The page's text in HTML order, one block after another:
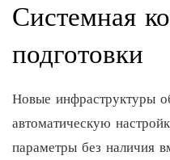
Системная
подготовки
Новые инфраструктуры
автоматическую
параметры без наличия